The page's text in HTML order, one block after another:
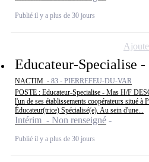
Publié il y a plus de 30 jours
Educateur-Specialise
NACTIM - 83 - PIERREFEU-DU-VAR
POSTE : Educateur-Specialise - Mas H/F
l'un de ses établissements coopérateurs situé à
Éducateur(trice) Spécialisé(e). Au sein d'une...
Intérim - Non renseigné
Publié il y a plus de 30 jours